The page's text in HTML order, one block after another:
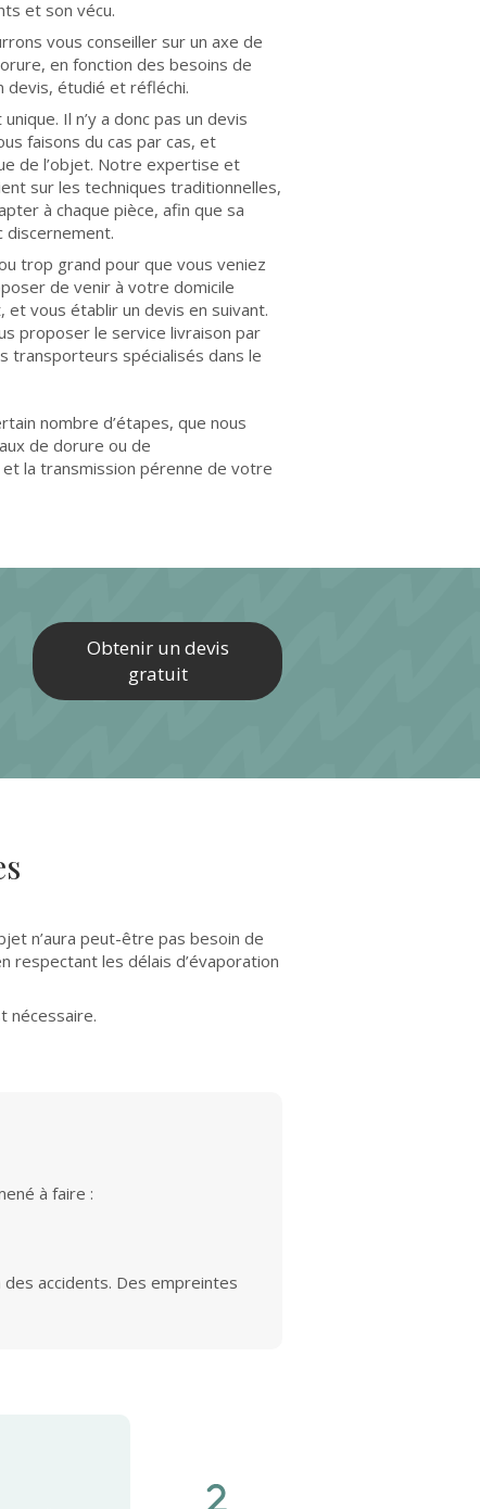
et son vécu.
vous conseiller sur un axe de
en fonction des besoins de
étudié et réfléchi.
Il n’y a donc pas un devis
faisons du cas par cas, et
de l’objet. Notre expertise et
sur les techniques traditionnelles,
à chaque pièce, afin que sa
discernement.
trop grand pour que vous veniez
de venir à votre domicile
vous établir un devis en suivant.
proposer le service livraison par
transporteurs spécialisés dans le
nombre d’étapes, que nous
de dorure ou de
la transmission pérenne de votre
Obtenir un devis
gratuit
n’aura peut-être pas besoin de
respectant les délais d’évaporation
nécessaire.
à faire :
accidents. Des empreintes